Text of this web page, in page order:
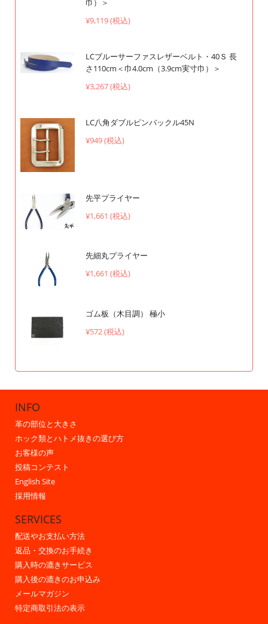
巾）＞
¥9,119 (税込)
LCブルーサーファスレザーベルト・40Ｓ 長
さ110cm＜巾4.0cm（3.9cm実寸巾）＞
¥3,267 (税込)
LC八角ダブルピンバックル45N
¥949 (税込)
先平プライヤー
¥1,661 (税込)
先細丸プライヤー
¥1,661 (税込)
ゴム板（木目調） 極小
¥572 (税込)
INFO
革の部位と大きさ
ホック類とハトメ抜きの選び方
お客様の声
投稿コンテスト
English Site
採用情報
SERVICES
配送やお支払い方法
返品・交換のお手続き
購入時の漉きサービス
購入後の漉きのお申込み
メールマガジン
特定商取引法の表示